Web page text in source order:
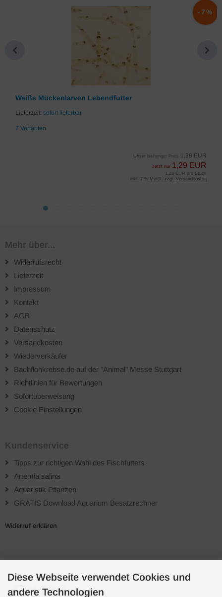
Weiße Mückenlarven Lebendfutter
Lieferzeit: sofort lieferbar
7 Varianten
Unser bisheriger Preis 1,39 EUR
Jetzt nur 1,29 EUR
-7%
1,29 EUR pro Stück
inkl. 7 % MwSt. zzgl. Versandkosten
Mehr über...
Widerrufsrecht
Lieferzeit
Impressum
Kontakt
AGB
Datenschutz
Versandkosten
Wiederverkäufer
Bachflohkrebse.de auf der "Animal" Messe Stuttgart
Richtlinien für Bewertungen
Sofortüberweisung
Cookie Einstellungen
Kundenservice
Tipps zur richtigen Wahl des Fischfutters
Artemia salina
Aquaristik Pflanzen
GRATIS Download Aquarium Besatzrechner
Widerruf erklären
Zahlungsarten
Diese Webseite verwendet Cookies und
andere Technologien